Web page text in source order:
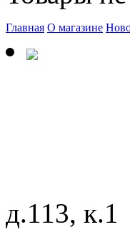
Главная О магазине
д.113, к.1